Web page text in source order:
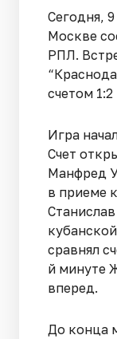
Сегодня,
Москве
РПЛ.
счетом 1:2
Игра
Счет
Манфред
в приеме
сравнял
й минуте
вперед.
До конца